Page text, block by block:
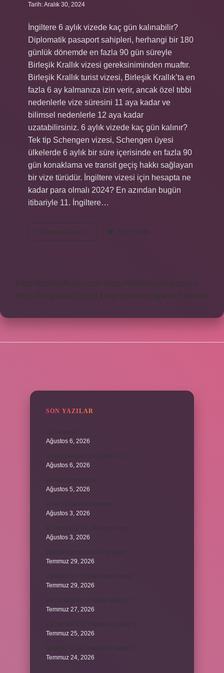
Tarih: Aralık 30, 2024
İngiltere 6 aylık vizede kaç gün kalınabilir?
Diplomatik pasaport sahipleri, herhangi bir 180
günlük dönemde en fazla 90 gün süreyle
Birleşik Krallık vizesi gereksiniminden muaftır.
Birleşik Krallık turist vizesi, Birleşik Krallık’ta en
fazla 6 ay kalmanıza izin verir, ancak özel tıbbi
nedenlerle vize süresini 11 aya kadar ve
bilimsel nedenlerle 12 aya kadar
uzatabilirsiniz. 6 aylık vizede kaç gün kalınır?
Tek tip Schengen vizesi, Schengen üyesi
ülkelerde 6 aylık bir süre içerisinde en fazla 90
gün konaklama ve transit geçiş hakkı sağlayan
bir vize türüdür. İngiltere vizesi için hesapta ne
kadar para olmalı 2024? En azından bugün
itibariyle 11. İngiltere…
Devamını okuyun
İNgiltere
Vizesi
Yorum Bırak
https://rosmedforum.com
https://btibbimedikal.com.tr
https://megaplan.com.tr knight online nttgame Sitemap
SON YAZILAR
Ağustos 6, 2026
Ağustos 6, 2026
Ağustos 5, 2026
Ağustos 3, 2026
Ağustos 3, 2026
Temmuz 29, 2026
Temmuz 29, 2026
Temmuz 27, 2026
Temmuz 25, 2026
Temmuz 24, 2026